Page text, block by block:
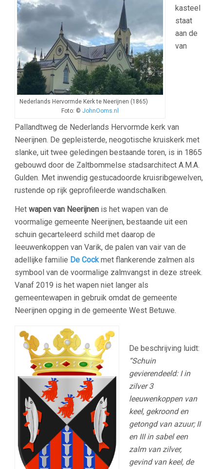
Nederlands Hervormde Kerk te Neerijnen (1865)
Foto: © JohnOoms.nl
kasteel
staat
aan de
van
Pallandtweg de Nederlands Hervormde kerk van
Neerijnen. De gepleisterde, neogotische kruiskerk met
slanke, uit twee geledingen bestaande toren, is in 1865
gebouwd door de Zaltbommelse stadsarchitect A.M.A.
Gulden. Met inwendig gestucadoorde kruisribgewelven,
rustende op rijk geprofileerde wandschalken.
Het wapen van Neerijnen is het wapen van de
voormalige gemeente Neerijnen, bestaande uit een
schuin gecarteleerd schild met daarop de
leeuwenkoppen van Varik, de palen van vair van de
adellijke familie De Cockmet flankerende zalmen als
symbool van de voormalige zalmvangst in deze streek.
Vanaf 2019 is het wapen niet langer als
gemeentewapen in gebruik omdat de gemeente
Neerijnen opging in de gemeente West Betuwe.
De beschrijving luidt:
“Schuin
gevierendeeld: I in
zilver 3
leeuwenkoppen van
keel, gekroond en
getongd van azuur; II
en III in sabel een
zalm van zilver,
gevind van keel, de